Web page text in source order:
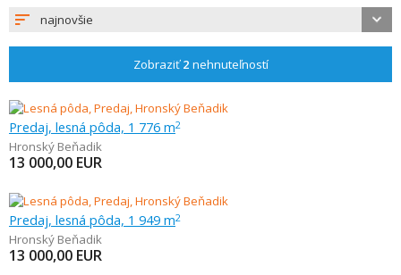
najnovšie
Zobraziť2 nehnuteľností
Predaj, lesná pôda, 1 776 m2
Hronský Beňadik
13 000,00 EUR
Predaj, lesná pôda, 1 949 m2
Hronský Beňadik
13 000,00 EUR